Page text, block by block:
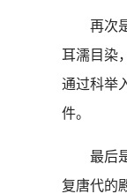
再次是
耳濡目染
通过科举
件。
最后是
复唐代的